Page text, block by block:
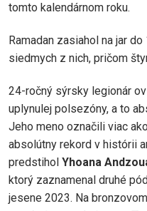
tomto kalendárnom roku.
Ramadan zasiahol na jar
siedmych z nich, pričom
24-ročný sýrsky legionár
uplynulej polsezóny, a to
Jeho meno označili viac
absolútny rekord v histórii
predstihol Yhoana
ktorý zaznamenal druhé
jesene 2023. Na